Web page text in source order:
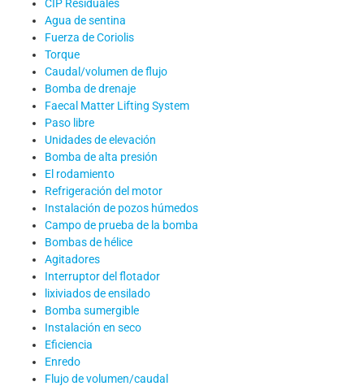
CIP Residuales
Agua de sentina
Fuerza de Coriolis
Torque
Caudal/volumen de flujo
Bomba de drenaje
Faecal Matter Lifting System
Paso libre
Unidades de elevación
Bomba de alta presión
El rodamiento
Refrigeración del motor
Instalación de pozos húmedos
Campo de prueba de la bomba
Bombas de hélice
Agitadores
Interruptor del flotador
lixiviados de ensilado
Bomba sumergible
Instalación en seco
Eficiencia
Enredo
Flujo de volumen/caudal